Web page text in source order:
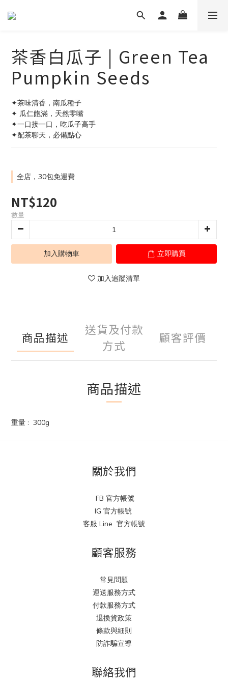
茶香白瓜子 | Green Tea
Pumpkin Seeds
✦茶味清香，南瓜種子
✦ 瓜仁飽滿，天然零嘴
✦一口接一口，吃瓜子高手
✦配茶聊天，必備點心
全店，30包免運費
NT$120
數量
加入購物車 立即購買
加入追蹤清單
商品描述
送貨及付款
方式
顧客評價
商品描述
重量 : 300g
關於我們
FB 官方帳號
IG 官方帳號
客服 Line 官方帳號
顧客服務
常見問題
運送服務方式
付款服務方式
退換貨政策
條款與細則
防詐騙宣導
聯絡我們